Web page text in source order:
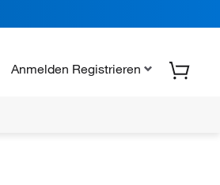
Anmelden Registrieren